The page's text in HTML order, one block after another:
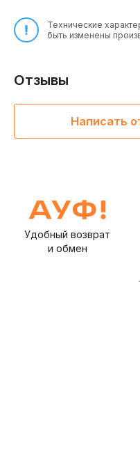
Технические
быть изменены
Отзывы
Написать
Удобный возврат
и обмен